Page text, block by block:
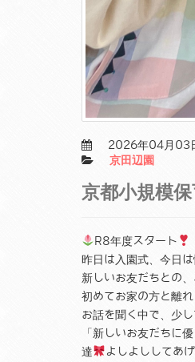
2026年04月03
京田辺園
京都小規模
R8年度スタート
昨日は入園式、今日
新しいお友だちとの
初めてお家の方と離
お話を聞く中で、少
「新しいお友だちに
達
よしよししてあ